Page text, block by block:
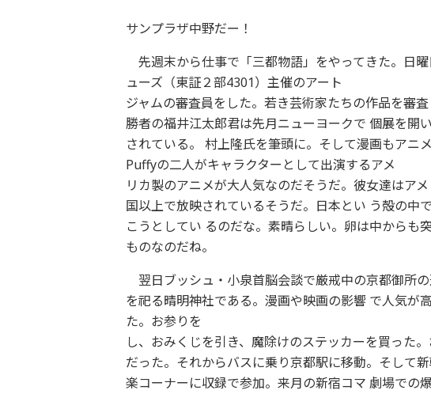
サンプラザ中野だー！
先週末から仕事で「三都物語」をやってきた。日
ューズ（東証２部4301）主催のアート
ジャムの審査員をした。若き芸術家たちの作品を審
勝者の福井江太郎君は先月ニューヨークで 個展を開
されている。 村上隆氏を筆頭に。そして漫画もアニ
Puffyの二人がキャラクターとして出演するアメ
リカ製のアニメが大人気なのだそうだ。彼女達はア
国以上で放映されているそうだ。日本とい う殻の中
こうとしてい るのだな。素晴らしい。卵は中からも
ものなのだね。
翌日ブッシュ・小泉首脳会談で厳戒中の京都御所
を祀る晴明神社である。漫画や映画の影響 で人気が
た。お参りを
し、おみくじを引き、魔除けのステッカーを買った
だった。それからバスに乗り京都駅に移動。そして
楽コーナーに収録で参加。来月の新宿コマ 劇場での